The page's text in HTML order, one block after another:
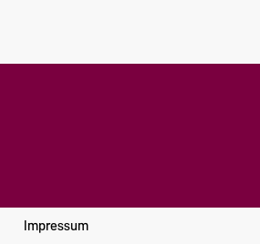
Impressum